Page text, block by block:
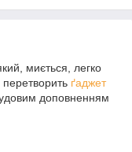
миється, легко
ґаджет
доповненням